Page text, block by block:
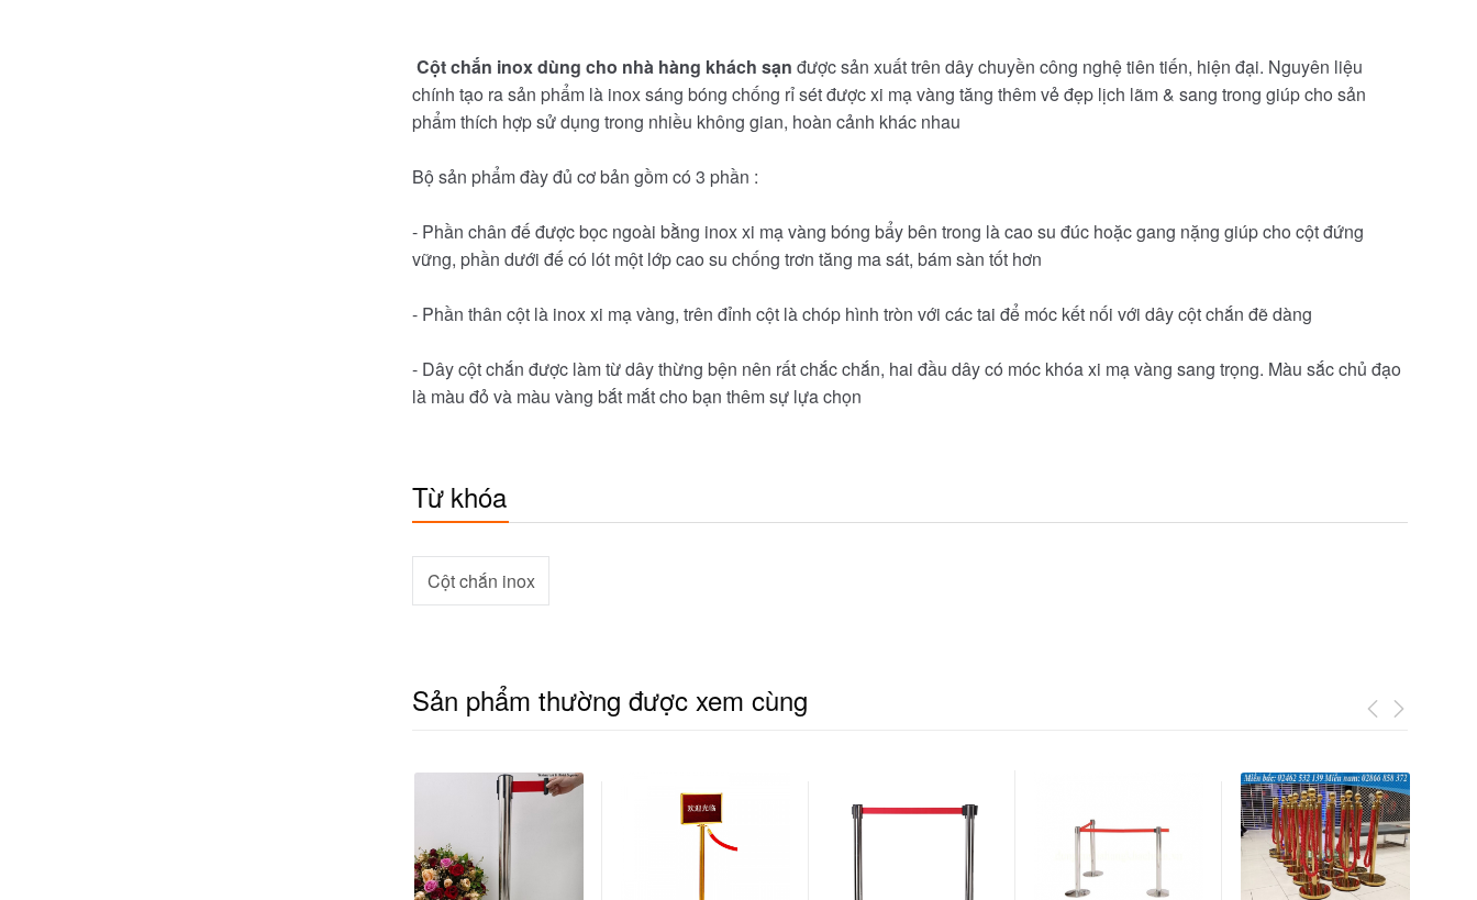
Cột chắn inox dùng cho nhà hàng khách sạn được sản xuất trên dây chuyền công nghệ tiên tiến, hiện đại. Nguyên liệu
chính tạo ra sản phẩm là inox sáng bóng chống rỉ sét được xi mạ vàng tăng thêm vẻ đẹp lịch lãm & sang trong giúp cho sản
phẩm thích hợp sử dụng trong nhiều không gian, hoàn cảnh khác nhau
Bộ sản phẩm đày đủ cơ bản gồm có 3 phần :
- Phần chân đế được bọc ngoài bằng inox xi mạ vàng bóng bẩy bên trong là cao su đúc hoặc gang nặng giúp cho cột đứng
vững, phần dưới đế có lót một lớp cao su chống trơn tăng ma sát, bám sàn tốt hơn
- Phần thân cột là inox xi mạ vàng, trên đỉnh cột là chóp hình tròn với các tai để móc kết nối với dây cột chắn đẽ dàng
- Dây cột chắn được làm từ dây thừng bện nên rất chắc chắn, hai đầu dây có móc khóa xi mạ vàng sang trọng. Màu sắc chủ đạo
là màu đỏ và màu vàng bắt mắt cho bạn thêm sự lựa chọn
Từ khóa
Cột chắn inox
Sản phẩm thường được xem cùng